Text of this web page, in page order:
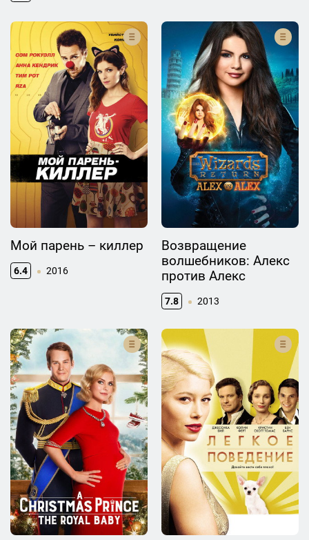
Мой парень – киллер
6.4 2016
Возвращение
волшебников: Алекс
против Алекс
7.8 2013